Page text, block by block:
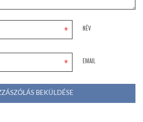
NÉV
*
EMAIL
*